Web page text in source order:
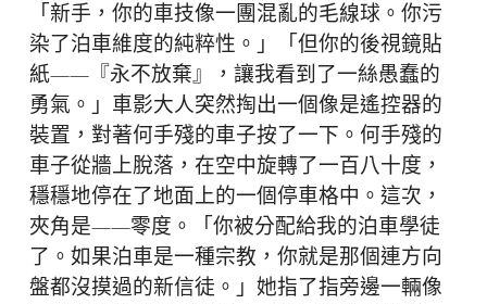
「新手，你的車技像一團混亂的毛線球。你污
染了泊車維度的純粹性。」「但你的後視鏡貼
紙——『永不放棄』，讓我看到了一絲愚蠢的
勇氣。」車影大人突然掏出一個像是遙控器的
裝置，對著何手殘的車子按了一下。何手殘的
車子從牆上脫落，在空中旋轉了一百八十度，
穩穩地停在了地面上的一個停車格中。這次，
夾角是——零度。「你被分配給我的泊車學徒
了。如果泊車是一種宗教，你就是那個連方向
盤都沒摸過的新信徒。」她指了指旁邊一輛像